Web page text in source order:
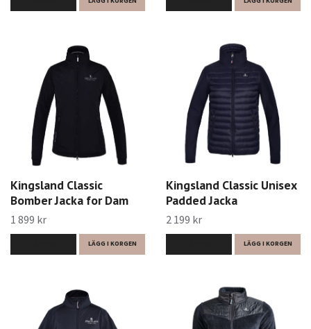
Kingsland Classic
Bomber Jacka for Dam
1 899 kr
LÄGG I KORGEN
Kingsland Classic Unisex
Padded Jacka
2 199 kr
LÄGG I KORGEN